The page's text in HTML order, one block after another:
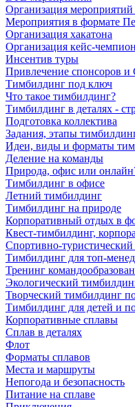
Организация мероприятий
Мероприятия в формате
Организация хакатона
Организация кейс-
Инсентив туры
Привлечение спонсоров
Тимбилдинг под ключ
Что такое тимбилдинг?
Тимбилдинг в деталях -
Подготовка коллектива
Задания, этапы
Идеи, виды и форматы
Деление на команды
Природа, офис или
Тимбилдинг в офисе
Летний тимбилдинг
Тимбилдинг на природе
Корпоративный отдых в
Квест-тимбилдинг,
Спортивно-
Тимбилдинг для топ-
Тренинг
Экологический
Творческий тимбилдинг
Тимбилдинг для детей и
Корпоративные сплавы
Сплав в деталях
Флот
Форматы сплавов
Места и маршруты
Непогода и безопасность
Питание на сплаве